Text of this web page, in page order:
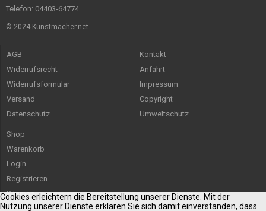
Telefon: 04403-64774
© 2024 Kunstmacher.net
AGB
Widerrufsrecht
Widerrufsformular
Versand
Datenschutz
Kontakt
Anfahrt
Impressum
Copyright
Umweltschutz
Shop
Warenkorb
Login
Registrieren
Sitemap
Cookies erleichtern die Bereitstellung unserer Dienste. Mit der
Nutzung unserer Dienste erklären Sie sich damit einverstanden, dass